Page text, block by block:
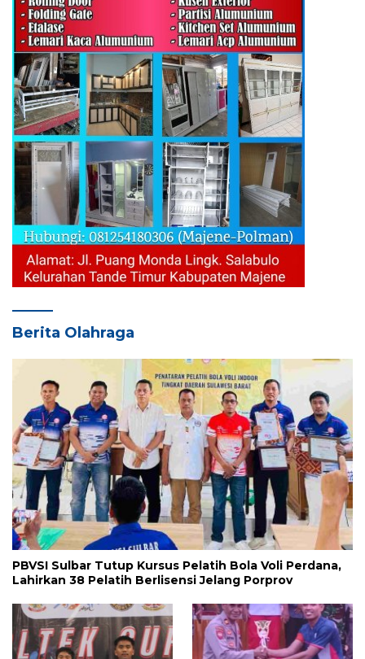
Berita Olahraga
PBVSI Sulbar Tutup Kursus Pelatih Bola Voli Perdana,
Lahirkan 38 Pelatih Berlisensi Jelang Porprov